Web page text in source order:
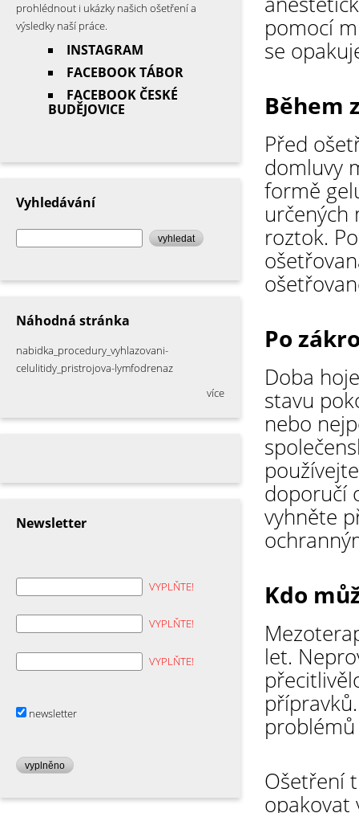
pomocí
se
Během
Před
domluvy
formě
určených
roztok.
Po
Doba
stavu
nebo
doporučí
vyhněte
Kdo
let.
Ošetření
opakovat
prohlédnout i ukázky našich ošetření a
výsledky naší práce.
INSTAGRAM
FACEBOOK TÁBOR
FACEBOOK ČESKÉ
BUDĚJOVICE
Vyhledávání
vyhledat
Náhodná stránka
nabidka_procedury_vyhlazovani-
celulitidy_pristrojova-lymfodrenaz
více
Newsletter
VYPLŇTE!
VYPLŇTE!
VYPLŇTE!
newsletter
vyplněno